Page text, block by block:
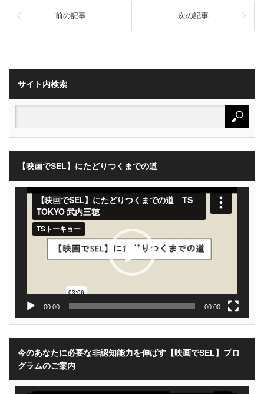
前の記事 次の記事
サイト内検索
【映画でSEL】にたどりつくまでの道
動
00:00 00:00
今のあなたに必要な非認知能力を伸ばす【映画でSEL】プロ
グラムのご案内
動